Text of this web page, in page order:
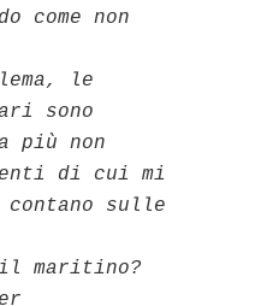
come non
le
sono
più non
di cui mi
sulle
maritino?